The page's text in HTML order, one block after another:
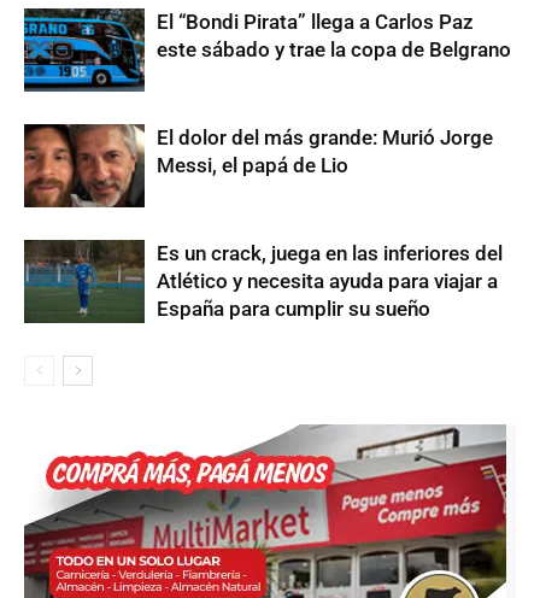
El “Bondi Pirata” llega a Carlos Paz
este sábado y trae la copa de Belgrano
El dolor del más grande: Murió Jorge
Messi, el papá de Lio
Es un crack, juega en las inferiores del
Atlético y necesita ayuda para viajar a
España para cumplir su sueño